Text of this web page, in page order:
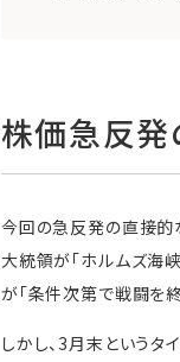
株価急反発
今回の急反発の直接的
大統領が「ホルムズ海
が「条件次第で戦闘を
しかし、3月末というタ